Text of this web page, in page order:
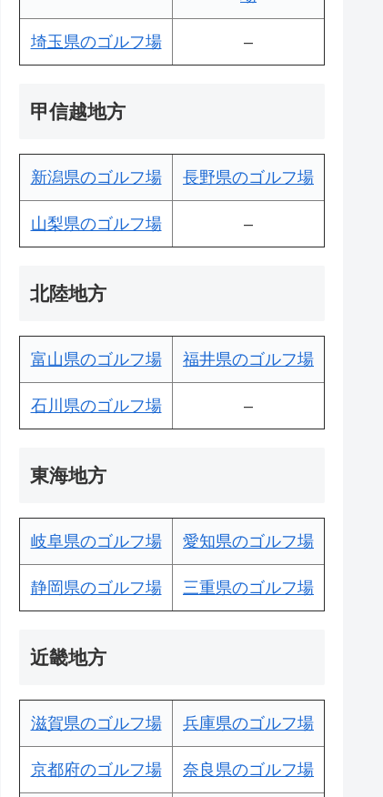
埼玉県のゴルフ場 –
甲信越地方
新潟県のゴルフ場 長野県のゴルフ場
山梨県のゴルフ場 –
北陸地方
富山県のゴルフ場 福井県のゴルフ場
石川県のゴルフ場 –
東海地方
岐阜県のゴルフ場 愛知県のゴルフ場
静岡県のゴルフ場 三重県のゴルフ場
近畿地方
滋賀県のゴルフ場 兵庫県のゴルフ場
京都府のゴルフ場 奈良県のゴルフ場